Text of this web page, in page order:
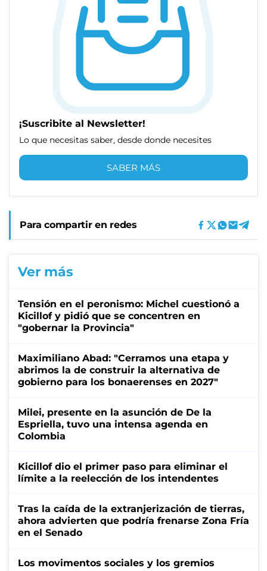
¡Suscribite al Newsletter!
Lo que necesitas saber, desde donde necesites
SABER MÁS
Para compartir en redes
Ver más
Tensión en el peronismo: Michel cuestionó a
Kicillof y pidió que se concentren en
"gobernar la Provincia"
Maximiliano Abad: "Cerramos una etapa y
abrimos la de construir la alternativa de
gobierno para los bonaerenses en 2027"
Milei, presente en la asunción de De la
Espriella, tuvo una intensa agenda en
Colombia
Kicillof dio el primer paso para eliminar el
límite a la reelección de los intendentes
Tras la caída de la extranjerización de tierras,
ahora advierten que podría frenarse Zona Fría
en el Senado
Los movimentos sociales y los gremios